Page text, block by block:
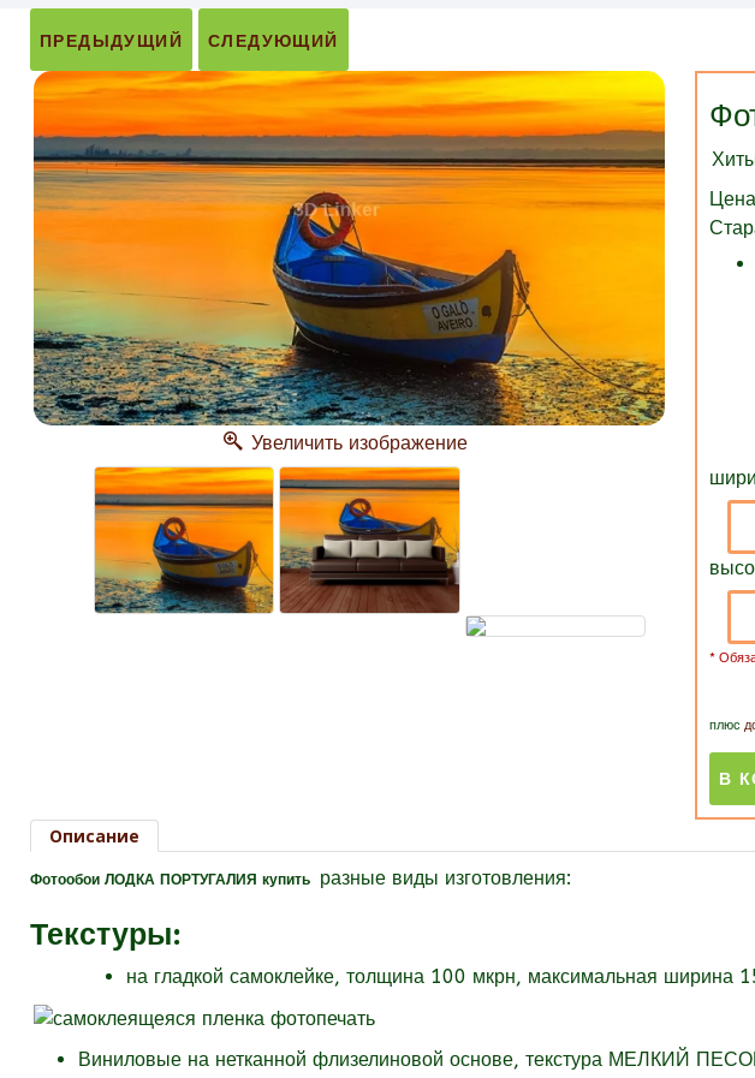
ПРЕДЫДУЩИЙ СЛЕДУЮЩИЙ
Увеличить изображение
*
плюс
Описание
Фотообои ЛОДКА ПОРТУГАЛИЯ купить разные виды изготовления:
Текстуры:
на гладкой самоклейке, толщина 100 мкрн, максимальная ширина
Виниловые на нетканной флизелиновой основе, текстура МЕЛКИЙ